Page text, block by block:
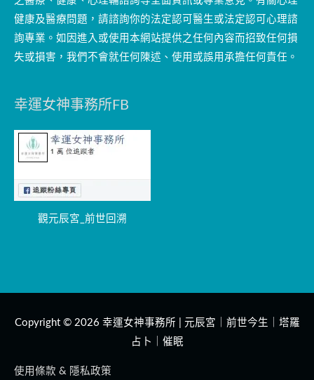
健康及醫療問題，請諮詢你的法定認可醫生或法定認可心理諮
詢專業。如因進入或使用本網站提供之任何內容而招致任何損
失或損害，我們不會就任何陳述、使用或誤用承擔任何責任。
幸運女神事務所FB
觀元辰宮_前世回溯
Copyright © 2026 幸運女神事務所 | 元辰宮｜前世今生｜塔羅
占卜｜催眠
使用條款 & 隱私政策